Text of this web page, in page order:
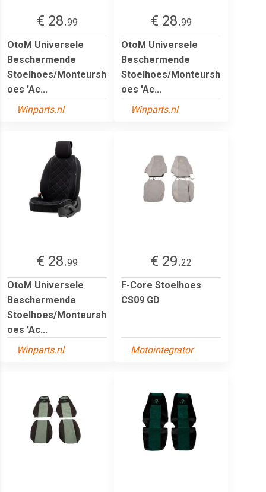
€ 28.99
OtoM Universele
Beschermende
Stoelhoes/Monteursh
oes 'Ac...
Winparts.nl
€ 28.99
OtoM Universele
Beschermende
Stoelhoes/Monteursh
oes 'Ac...
Winparts.nl
€ 28.99
OtoM Universele
Beschermende
Stoelhoes/Monteursh
oes 'Ac...
Winparts.nl
€ 29.22
F-Core Stoelhoes
CS09 GD
Motointegrator